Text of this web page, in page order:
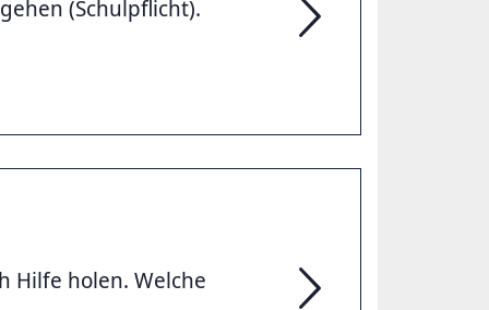
(Schulpflicht).
Hilfe holen. Welche